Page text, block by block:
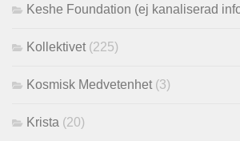
Keshe Foundation (ej kanaliserad
Kollektivet (225)
Kosmisk Medvetenhet (3)
Krista (20)